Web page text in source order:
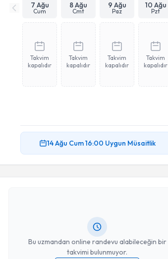
7 Ağu
Cum
8 Ağu
Cmt
9 Ağu
Paz
10 Ağu
Pzt
Takvim
kapalıdır
Takvim
kapalıdır
Takvim
kapalıdır
Takvim
kapalıdır
14 Ağu Cum16:00 Uygun Müsaitlik
Bu uzmandan online randevu alabileceğin bir
takvimi bulunmuyor.
Takvimi Talebi
Dan. Gözde Nur Uysal